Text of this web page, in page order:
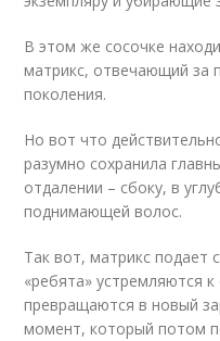
В этом же сосочке
матрикс, отвечающий за
поколения.
Но вот что
разумно сохранила
отдалении – сбоку, в
поднимающей волос.
Так вот, матрикс подает
«ребята» устремляются
превращаются в новый
момент, который потом